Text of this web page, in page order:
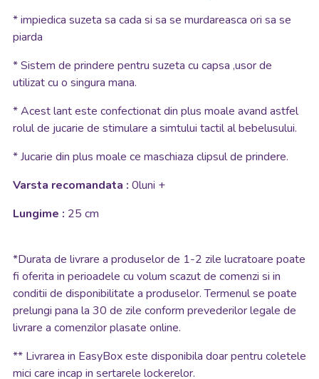
* impiedica suzeta sa cada si sa se murdareasca ori sa se
piarda
* Sistem de prindere pentru suzeta cu capsa ,usor de
utilizat cu o singura mana.
*Acest lant este confectionat din plus moale avand astfel
rolul de jucarie de stimulare a simtului tactil al bebelusului.
*Jucarie din plus moale ce maschiaza clipsul de prindere.
Varsta recomandata : 0luni +
Lungime : 25 cm
*Durata de livrare a produselor de 1-2 zile lucratoare poate
fi oferita in perioadele cu volum scazut de comenzi si in
conditii de disponibilitate a produselor. Termenul se poate
prelungi pana la 30 de zile conform prevederilor legale de
livrare a comenzilor plasate online.
** Livrarea in EasyBox este disponibila doar pentru coletele
mici care incap in sertarele lockerelor.